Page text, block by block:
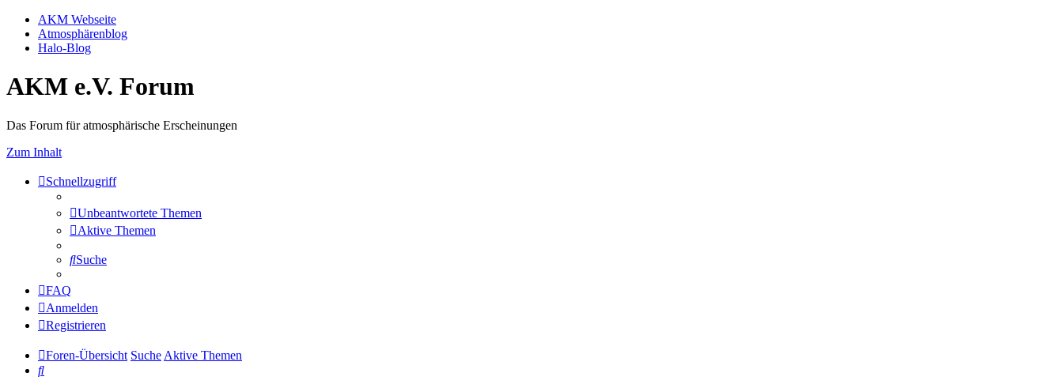
AKM Webseite
Atmosphärenblog
Halo-Blog
AKM e.V. Forum
Das Forum für atmosphärische Erscheinungen
Zum Inhalt
Schnellzugriff
Unbeantwortete Themen
Aktive Themen
Suche
FAQ
Anmelden
Registrieren
Foren-Übersicht Suche Aktive Themen
Suche